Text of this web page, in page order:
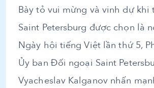
Bày tỏ vui mừng và vinh dự khi
Saint Petersburg được chọn là
Ngày hội tiếng Việt lần thứ 5,
Ủy ban Đối ngoại Saint
Vyacheslav Kalganov nhấn